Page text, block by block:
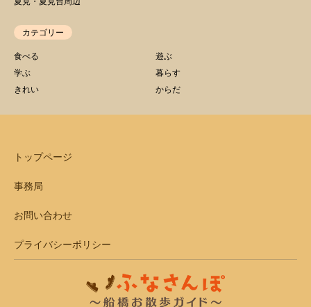
カテゴリー
食べる
遊ぶ
学ぶ
暮らす
きれい
からだ
トップページ
事務局
お問い合わせ
プライバシーポリシー